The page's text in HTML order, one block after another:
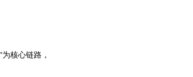
心链路，